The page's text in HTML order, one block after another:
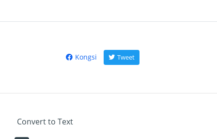
Kongsi Tweet
Convert to Text